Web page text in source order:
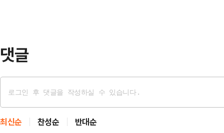
댓글
최신순 찬성순 반대순